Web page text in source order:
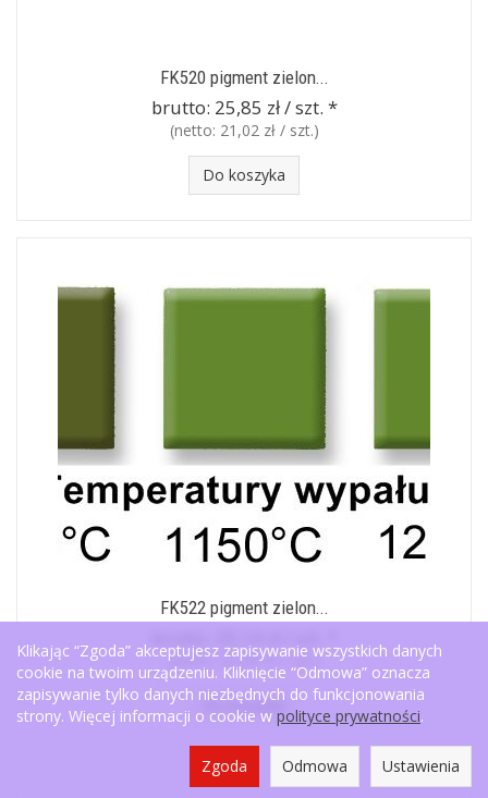
FK520 pigment zielon...
brutto: 25,85 zł / szt. *
(netto: 21,02 zł / szt.)
Do koszyka
FK522 pigment zielon...
(netto: 23,69 zł / szt. )
Do koszyka
Klikając “Zgoda” akceptujesz zapisywanie wszystkich danych
cookie na twoim urządzeniu. Kliknięcie “Odmowa” oznacza
zapisywanie tylko danych niezbędnych do funkcjonowania
strony. Więcej informacji o cookie w polityce prywatności.
Ustawienia
Odmowa
Zgoda